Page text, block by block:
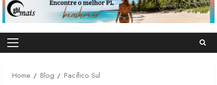
Primary
Home
Blog Pacífico Sul